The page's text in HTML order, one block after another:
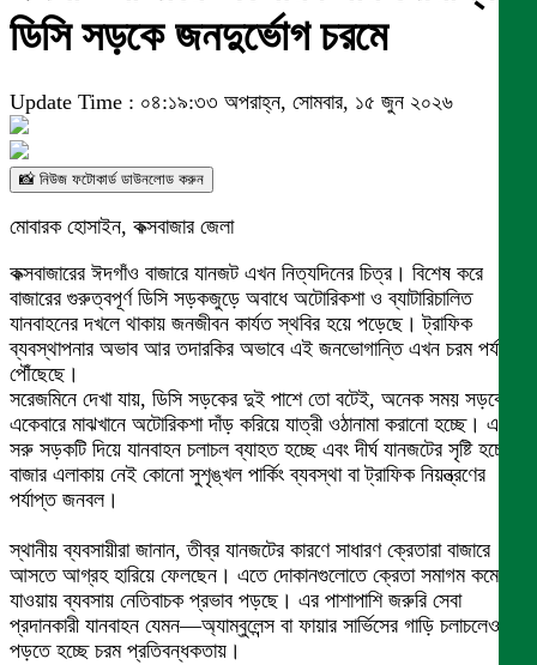
ডিসি সড়কে জনদুর্ভোগ চরমে
Update Time : ০৪:১৯:৩৩ অপরাহ্ন, সোমবার, ১৫ জুন ২০২৬
📸 নিউজ ফটোকার্ড ডাউনলোড করুন
মোবারক হোসাইন, কক্সবাজার জেলা
কক্সবাজারের ঈদগাঁও বাজারে যানজট এখন নিত্যদিনের চিত্র। বিশেষ করে
বাজারের গুরুত্বপূর্ণ ডিসি সড়কজুড়ে অবাধে অটোরিকশা ও ব্যাটারিচালিত
যানবাহনের দখলে থাকায় জনজীবন কার্যত স্থবির হয়ে পড়েছে। ট্রাফিক
ব্যবস্থাপনার অভাব আর তদারকির অভাবে এই জনভোগান্তি এখন চরম পর্যায়ে
পৌঁছেছে।
​সরেজমিনে দেখা যায়, ডিসি সড়কের দুই পাশে তো বটেই, অনেক সময় সড়কের
একেবারে মাঝখানে অটোরিকশা দাঁড় করিয়ে যাত্রী ওঠানামা করানো হচ্ছে। এতে
সরু সড়কটি দিয়ে যানবাহন চলাচল ব্যাহত হচ্ছে এবং দীর্ঘ যানজটের সৃষ্টি হচ্ছে।
বাজার এলাকায় নেই কোনো সুশৃঙ্খল পার্কিং ব্যবস্থা বা ট্রাফিক নিয়ন্ত্রণের
পর্যাপ্ত জনবল।
স্থানীয় ব্যবসায়ীরা জানান, তীব্র যানজটের কারণে সাধারণ ক্রেতারা বাজারে
আসতে আগ্রহ হারিয়ে ফেলছেন। এতে দোকানগুলোতে ক্রেতা সমাগম কমে
যাওয়ায় ব্যবসায় নেতিবাচক প্রভাব পড়ছে। এর পাশাপাশি জরুরি সেবা
প্রদানকারী যানবাহন যেমন—অ্যাম্বুলেন্স বা ফায়ার সার্ভিসের গাড়ি চলাচলেও
পড়তে হচ্ছে চরম প্রতিবন্ধকতায়।